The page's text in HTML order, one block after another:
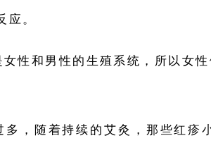
应。
性和男性的生殖系统，所以女
，随着持续的艾灸，那些红疹